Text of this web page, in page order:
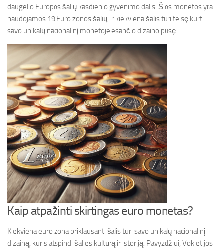
daugelio Europos šalių kasdienio gyvenimo dalis. Šios monetos yra
naudojamos 19 Euro zonos šalių, ir kiekviena šalis turi teisę kurti
savo unikalų nacionalinį monetoje esančio dizaino pusę.
Kaip atpažinti skirtingas euro monetas?
Kiekviena euro zona priklausanti šalis turi savo unikalų nacionalinį
dizainą, kuris atspindi šalies kultūrą ir istoriją. Pavyzdžiui, Vokietijos